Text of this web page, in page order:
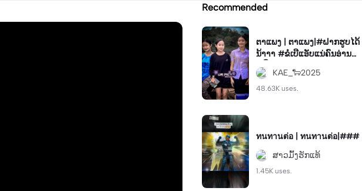
Recommended
ຕາແພງ | ຕາແພງ|#ຝາກຮູບໄດ້
ນ້າາາ #ຂໍເບີແອັບແນ່ຄົນອ່ານ😜
#ຟິດ
KAE_🐑2025
48.63K uses.
ทนทานต่อ | ทนทานต่อ|###
ສາວມົ້ງຮັກແທ້
1.45K uses.